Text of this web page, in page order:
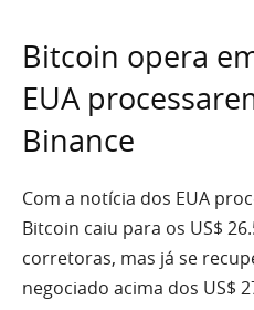
Bitcoin opera
EUA
Binance
Com a notícia dos EUA
Bitcoin caiu para os US$
corretoras, mas já se
negociado acima dos US$